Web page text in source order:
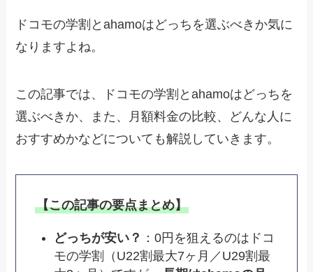
ドコモの学割とahamoはどっちを選ぶべきか気に
なりますよね。
この記事では、ドコモの学割とahamoはどっちを
選ぶべきか、また、月額料金の比較、どんな人に
おすすめかなどについても解説していきます。
【この記事の要点まとめ】
どっちが安い？ ：0円を狙えるのはドコ
モの学割（U22割最大7ヶ月／U29割最